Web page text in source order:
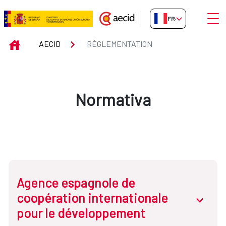
Saut au contenu principal
Réglementation
FR-FR
INICIOAECID RÉGLEMENTATION
Normativa
Agence espagnole de
coopération internationale
pour le développement